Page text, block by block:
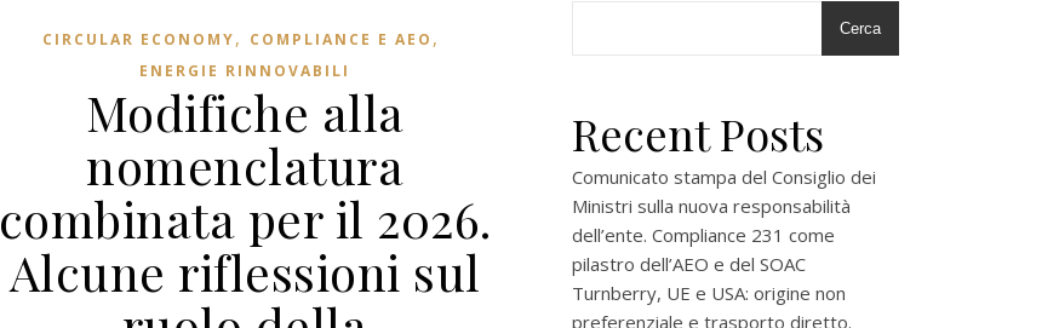
CIRCULAR ECONOMY, COMPLIANCE E AEO ,
ENERGIE RINNOVABILI
Modifiche alla
nomenclatura
combinata per il 2026.
Alcune riflessioni sul
Cerca
Recent Posts
Comunicato stampa del Consiglio dei
Ministri sulla nuova responsabilità
dell’ente. Compliance 231 come
pilastro dell’AEO e del SOAC
Turnberry, UE e USA: origine non
preferenziale e trasporto diretto.